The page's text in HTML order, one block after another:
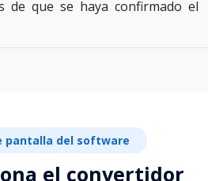
de que se haya confirmado el
pantalla del software
el convertidor